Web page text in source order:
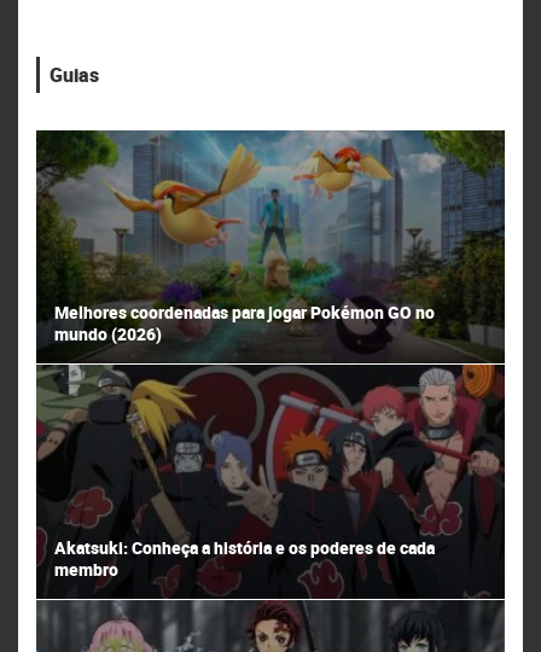
Guias
Melhores coordenadas para jogar Pokémon GO no
mundo (2026)
Akatsuki: Conheça a história e os poderes de cada
membro